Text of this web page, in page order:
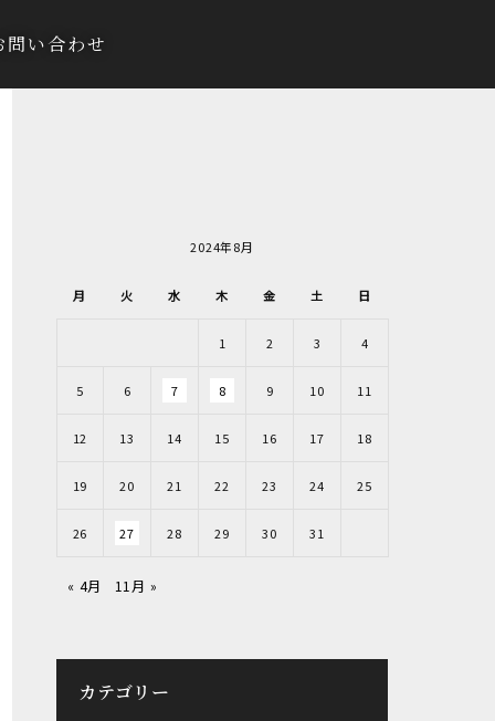
問い合わせ
2024年8月
月 火 水 木 金 土 日
1 2 3 4
5 6 7 8 9 10 11
12 13 14 15 16 17 18
19 20 21 22 23 24 25
26 27 28 29 30 31
« 4月 11月 »
カテゴリー